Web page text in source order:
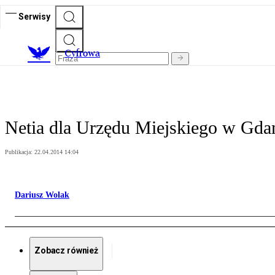
Serwisy
Cyfrowa
Netia dla Urzędu Miejskiego w
Publikacja: 22.04.2014 14:04
Dariusz Wolak
Zobacz również